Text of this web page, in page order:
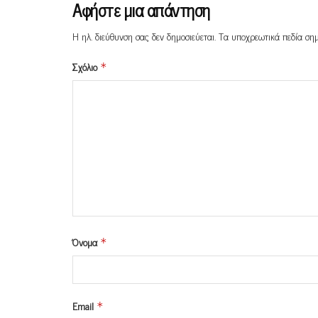
Αφήστε μια απάντηση
Η ηλ. διεύθυνση σας δεν δημοσιεύεται.Τα υποχρεωτικά πεδία
Σχόλιο *
Όνομα *
Email *